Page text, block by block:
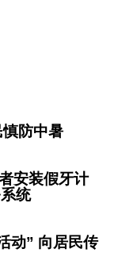
防中暑
安装假牙计
统
动” 向居民传